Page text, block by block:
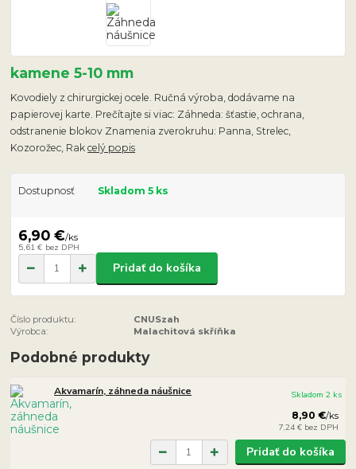
kamene 5-10 mm
Kovodiely z chirurgickej ocele. Ručná výroba, dodávame na
papierovej karte. Prečítajte si viac: Záhneda: šťastie, ochrana,
odstranenie blokov Znamenia zverokruhu: Panna, Strelec,
Kozorožec, Rakcelý popis
Dostupnosť Skladom 5 ks
6,90 €/ks
5,61 € bez DPH
Pridať do košíka
Číslo produktu:
CNUSzah
Výrobca:
Malachitová skříňka
Podobné produkty
Akvamarín, záhneda náušnice
8,90 €/ks
7,24 € bez DPH
Skladom 2 ks
Pridať do košíka